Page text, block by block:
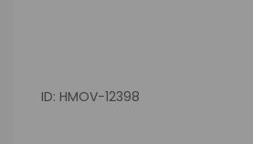
ID: HMOV-12398